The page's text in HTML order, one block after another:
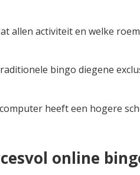
allen activiteit en welke
bingo diegene
heeft een hogere
online